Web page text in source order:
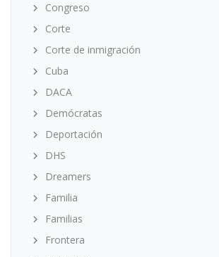
Congreso
Corte
Corte de inmigración
Cuba
DACA
Demócratas
Deportación
DHS
Dreamers
Familia
Familias
Frontera